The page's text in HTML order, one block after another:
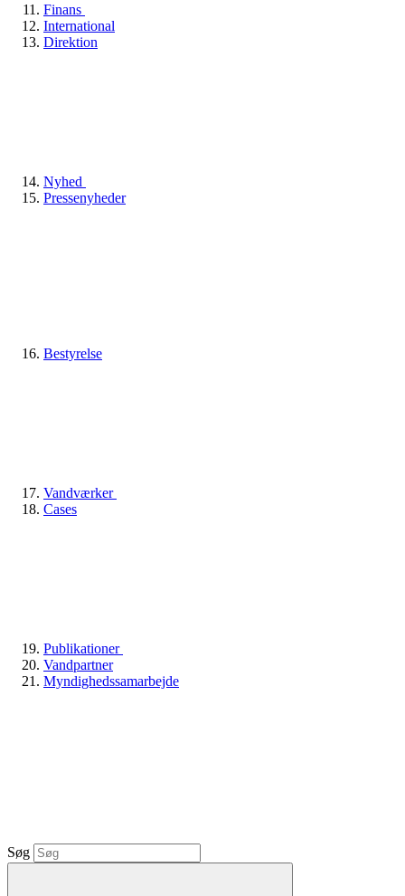
Finans
International
Direktion
Nyhed
Pressenyheder
Bestyrelse
Vandværker
Cases
Publikationer
Vandpartner
Myndighedssamarbejde
Søg